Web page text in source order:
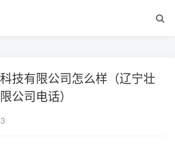
技有限公司怎么样（辽宁壮
公司电话）